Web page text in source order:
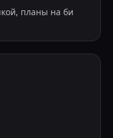
планы на би